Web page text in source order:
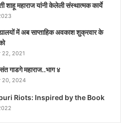
शाहू महाराज यांनी केलेली संस्थात्मक कार्ये
में अब साप्ताहिक अवकाश शुक्रवार के
22, 2021
संत गाडगे महाराज..भाग ४
20, 2024
Riots: Inspired by the Book